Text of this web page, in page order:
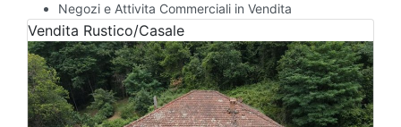
Negozi e Attivita Commerciali in Vendita
Qualsiasi
Attività/Licenza Commerciale
Azienda Agricola
Bar/Ristorante
Bed & Breakfast
Albergo
Vendita Rustico/Casale